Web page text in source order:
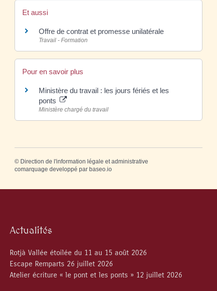
Et aussi
Offre de contrat et promesse unilatérale
Travail - Formation
Pour en savoir plus
Ministère du travail : les jours fériés et les
ponts
Ministère chargé du travail
© Direction de l'information légale et administrative
comarquage developpé par baseo.io
Actualités
Rotjà Vallée étoilée du 11 au 15 août 2026
Escape Remparts 26 juillet 2026
Atelier écriture « le pont et les ponts » 12 juillet 2026